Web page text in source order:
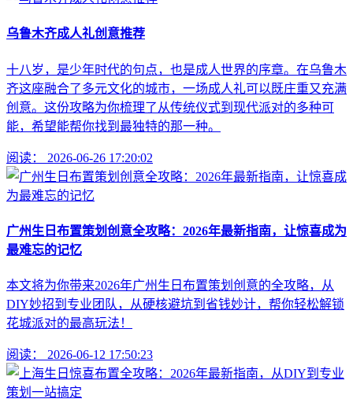
乌鲁木齐成人礼创意推荐
十八岁，是少年时代的句点，也是成人世界的序章。在乌鲁木
齐这座融合了多元文化的城市，一场成人礼可以既庄重又充满
创意。这份攻略为你梳理了从传统仪式到现代派对的多种可
能，希望能帮你找到最独特的那一种。
阅读： 2026-06-26 17:20:02
广州生日布置策划创意全攻略：2026年最新指南，让惊喜成为
最难忘的记忆
本文将为你带来2026年广州生日布置策划创意的全攻略，从
DIY妙招到专业团队，从硬核避坑到省钱妙计，帮你轻松解锁
花城派对的最高玩法！
阅读： 2026-06-12 17:50:23